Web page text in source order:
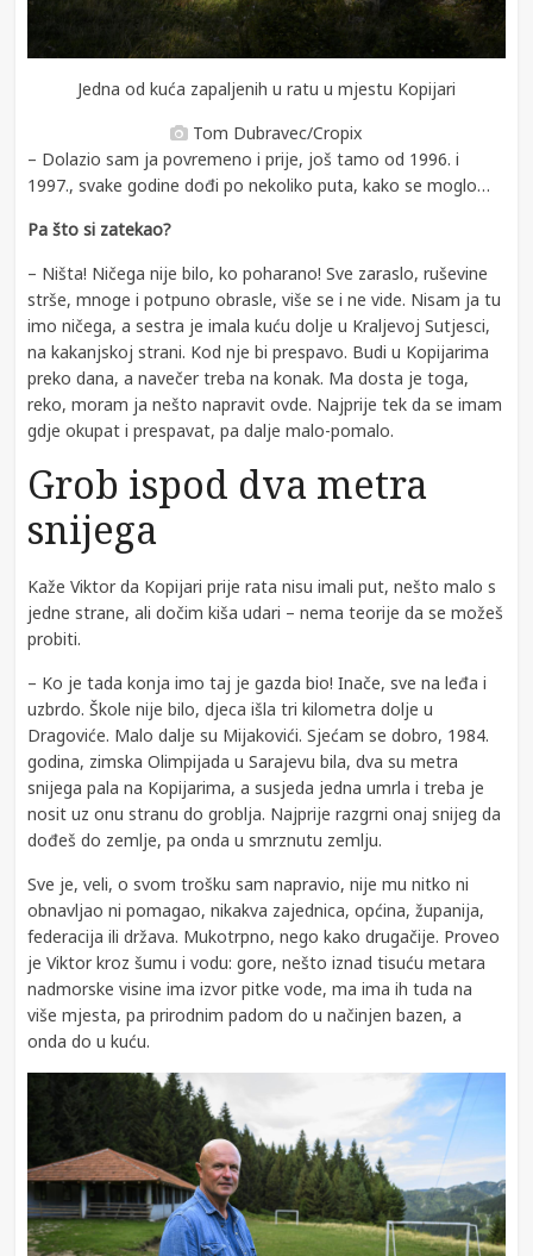
Jedna od kuća zapaljenih u ratu u mjestu Kopijari
Tom Dubravec/Cropix
– Dolazio sam ja povremeno i prije, još tamo od 1996. i
1997., svake godine dođi po nekoliko puta, kako se moglo…
Pa što si zatekao?
– Ništa! Ničega nije bilo, ko poharano! Sve zaraslo, ruševine
strše, mnoge i potpuno obrasle, više se i ne vide. Nisam ja tu
imo ničega, a sestra je imala kuću dolje u Kraljevoj Sutjesci,
na kakanjskoj strani. Kod nje bi prespavo. Budi u Kopijarima
preko dana, a navečer treba na konak. Ma dosta je toga,
reko, moram ja nešto napravit ovde. Najprije tek da se imam
gdje okupat i prespavat, pa dalje malo-pomalo.
Grob ispod dva metra
snijega
Kaže Viktor da Kopijari prije rata nisu imali put, nešto malo s
jedne strane, ali dočim kiša udari – nema teorije da se možeš
probiti.
– Ko je tada konja imo taj je gazda bio! Inače, sve na leđa i
uzbrdo. Škole nije bilo, djeca išla tri kilometra dolje u
Dragoviće. Malo dalje su Mijakovići. Sjećam se dobro, 1984.
godina, zimska Olimpijada u Sarajevu bila, dva su metra
snijega pala na Kopijarima, a susjeda jedna umrla i treba je
nosit uz onu stranu do groblja. Najprije razgrni onaj snijeg da
dođeš do zemlje, pa onda u smrznutu zemlju.
Sve je, veli, o svom trošku sam napravio, nije mu nitko ni
obnavljao ni pomagao, nikakva zajednica, općina, županija,
federacija ili država. Mukotrpno, nego kako drugačije. Proveo
je Viktor kroz šumu i vodu: gore, nešto iznad tisuću metara
nadmorske visine ima izvor pitke vode, ma ima ih tuda na
više mjesta, pa prirodnim padom do u načinjen bazen, a
onda do u kuću.